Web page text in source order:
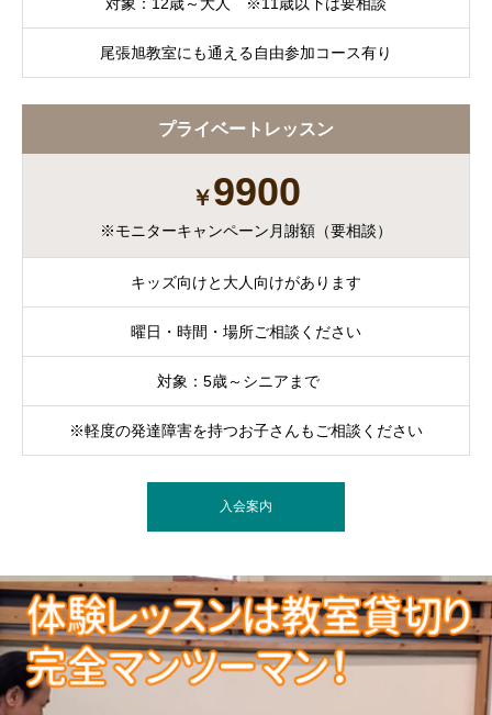
尾張旭教室にも通える自由参加コース有り
プライベートレッスン
￥9900
※モニターキャンペーン月謝額（要相談）
キッズ向けと大人向けがあります
曜日・時間・場所ご相談ください
対象：5歳～シニアまで
※軽度の発達障害を持つお子さんもご相談ください
入会案内